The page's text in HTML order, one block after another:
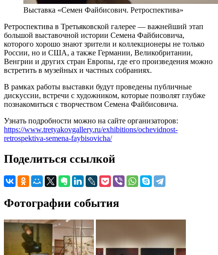
Выставка «Семен Файбисович. Ретроспектива»
Ретроспектива в Третьяковской галерее — важнейший этап
большой выставочной истории Семена Файбисовича,
которого хорошо знают зрители и коллекционеры не только
России, но и США, а также Германии, Великобритании,
Венгрии и других стран Европы, где его произведения можно
встретить в музейных и частных собраниях.
В рамках работы выставки будут проведены публичные
дискуссии, встречи с художником, которые позволят глубже
познакомиться с творчеством Семена Файбисовича.
Узнать подробности можно на сайте организаторов:
https://www.tretyakovgallery.ru/exhibitions/ochevidnost-
retrospektiva-semena-faybisovicha/
Поделиться ссылкой
Фотографии события